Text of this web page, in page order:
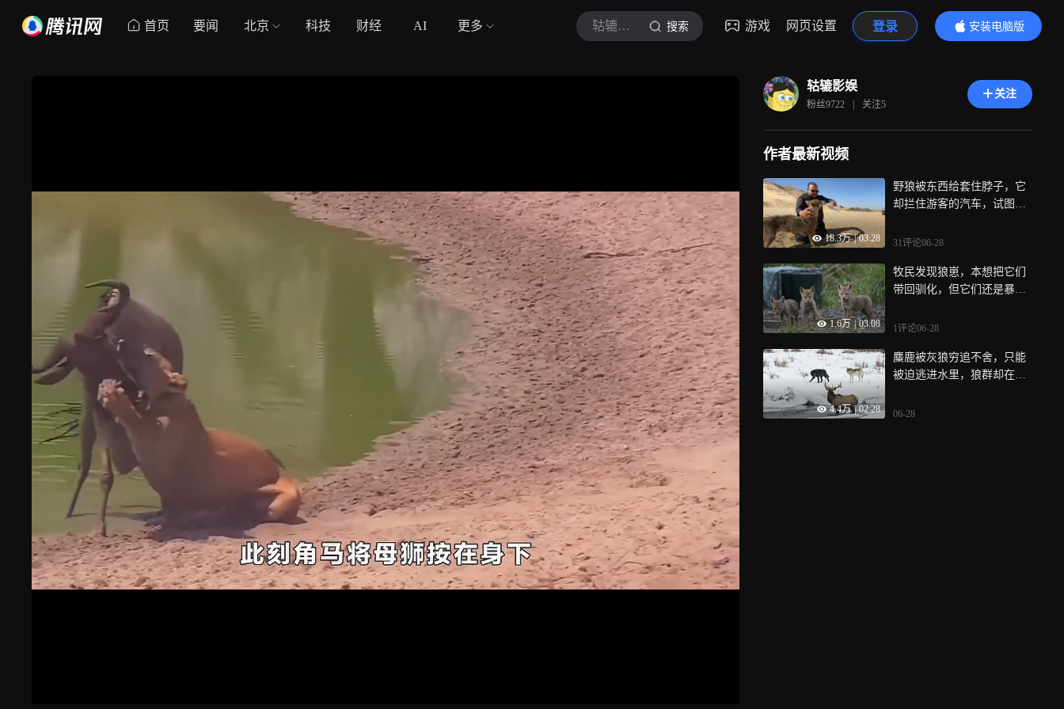
首页 要闻 北京 科技 财经 AI 更多 轱辘影娱 搜索 游戏 网页设置 登录
安装电脑版
内容更精彩
轱辘影娱
粉丝9722 | 关注5
关注
作者最新视频
18.3万 | 03:28
野狼被东西给套住脖子，它
却拦住游客的汽车，试图让
31评论06-28
1.6万 | 03:08
牧民发现狼崽，本想把它们
带回驯化，但它们还是暴露
1评论06-28
4.4万 | 02:28
麋鹿被灰狼穷追不舍，只能
被迫逃进水里，狼群却在周
06-28